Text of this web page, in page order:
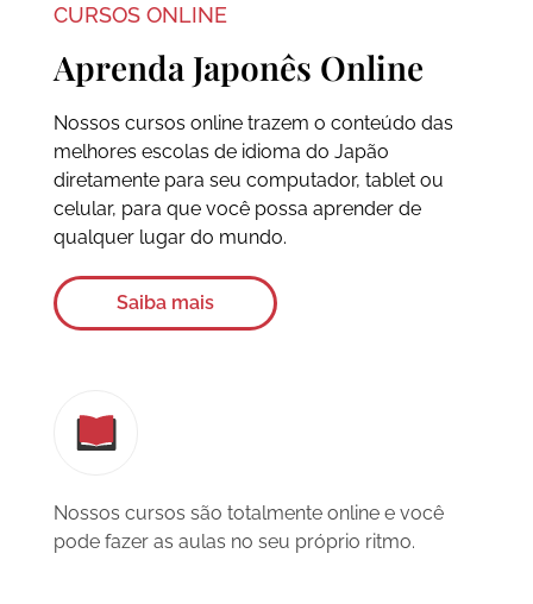
CURSOS ONLINE
Aprenda Japonês Online
Nossos cursos online trazem o conteúdo das
melhores escolas de idioma do Japão
diretamente para seu computador, tablet ou
celular, para que você possa aprender de
qualquer lugar do mundo.
Saiba mais
Nossos cursos são totalmente online e você
pode fazer as aulas no seu próprio ritmo.